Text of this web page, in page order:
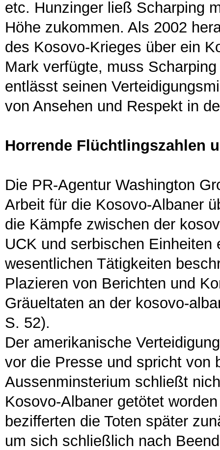
etc. Hunzinger ließ Scharping
Höhe zukommen. Als 2002
des Kosovo-Krieges über ein
Mark verfügte, muss
entlässt seinen
von Ansehen und Respekt in
Horrende Flüchtlingszahlen
Die PR-Agentur Washington
Arbeit für die Kosovo-Albaner
die Kämpfe zwischen der
UCK und serbischen Einheiten
wesentlichen Tätigkeiten
Plazieren von Berichten und
Gräueltaten an der kosovo-
S. 52).
Der amerikanische
vor die Presse und spricht von
Aussenminsterium schließt
Kosovo-Albaner getötet
bezifferten die Toten später
um sich schließlich nach